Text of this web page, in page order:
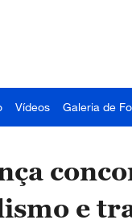
Vídeos Galeria de
e